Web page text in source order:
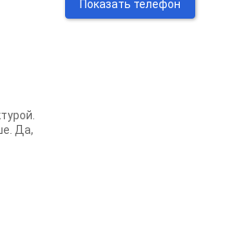
Да,
Показать телефон